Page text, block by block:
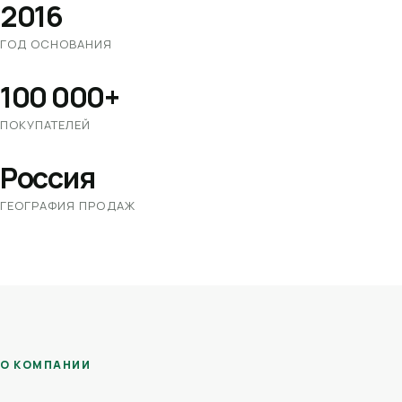
2016
ГОД ОСНОВАНИЯ
100 000+
ПОКУПАТЕЛЕЙ
Россия
ГЕОГРАФИЯ ПРОДАЖ
О КОМПАНИИ